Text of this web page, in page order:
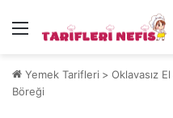
Menü
Yemek Tarifleri > Oklavasız
Böreği